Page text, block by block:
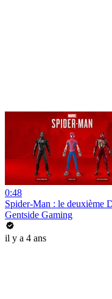
0:48
Spider-Man : le deuxième
Gentside Gaming
il y a 4 ans